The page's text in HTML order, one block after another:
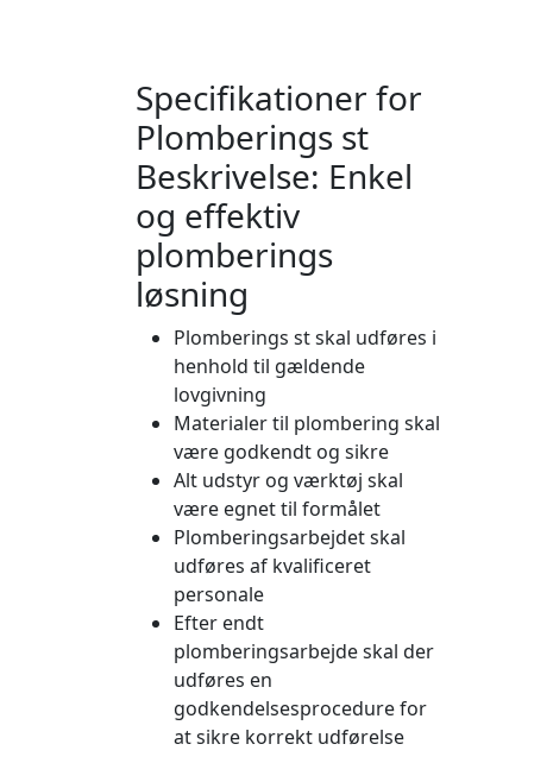
Specifikationer for
Plomberings st
Beskrivelse: Enkel
og effektiv
plomberings
løsning
Plomberings st skal udføres i
henhold til gældende
lovgivning
Materialer til plombering skal
være godkendt og sikre
Alt udstyr og værktøj skal
være egnet til formålet
Plomberingsarbejdet skal
udføres af kvalificeret
personale
Efter endt
plomberingsarbejde skal der
udføres en
godkendelsesprocedure for
at sikre korrekt udførelse